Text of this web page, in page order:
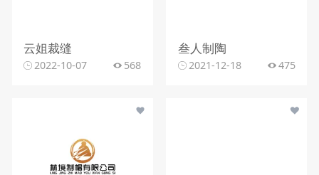
云姐裁缝
2022-10-07 568
叁人制陶
2021-12-18 475